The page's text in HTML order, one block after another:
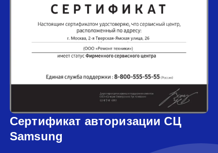
Сертификат авторизации СЦ
Samsung